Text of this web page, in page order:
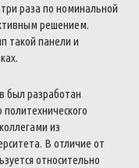
раза по номинальной
решением.
такой панели и
был разработан
из
В отличие от
относительно